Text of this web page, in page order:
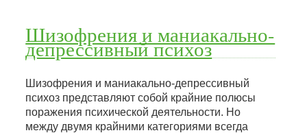
Шизофрения и маниакально-
депрессивный психоз
Шизофрения и маниакально-депрессивный
психоз представляют собой крайние полюсы
поражения психической деятельности. Но
между двумя крайними категориями всегда